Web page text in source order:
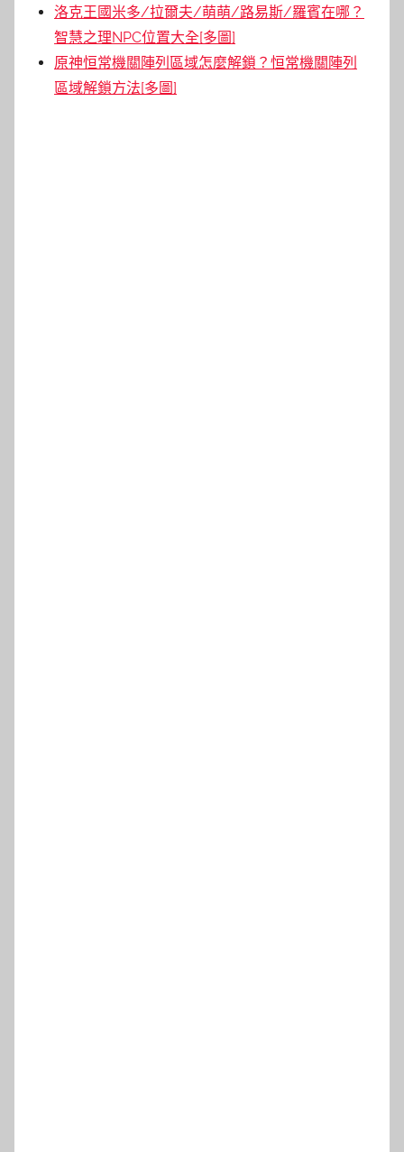
洛克王國米多/拉爾夫/萌萌/路易斯/羅賓在哪？
智慧之理NPC位置大全[多圖]
原神恒常機關陣列區域怎麼解鎖？恒常機關陣列
區域解鎖方法[多圖]